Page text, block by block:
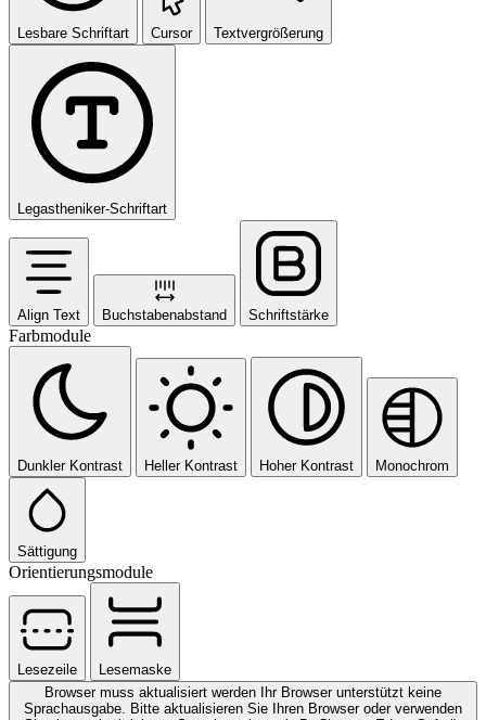
Lesbare Schriftart Cursor Textvergrößerung
Legastheniker-Schriftart
Align Text Buchstabenabstand Schriftstärke
Farbmodule
Dunkler Kontrast Heller Kontrast Hoher Kontrast Monochrom
Sättigung
Orientierungsmodule
Lesezeile
Lesemaske
Browser muss aktualisiert werden
Ihr Browser unterstützt keine
Sprachausgabe. Bitte aktualisieren Sie Ihren Browser oder verwenden